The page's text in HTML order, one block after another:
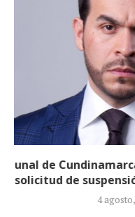
Reducirán afiliados
la
3